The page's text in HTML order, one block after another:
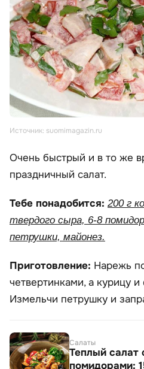
Источник: suomimagazin.ru
Очень быстрый и в то же
праздничный салат.
Тебе понадобится: 200 г
твердого сыра, 6-8
петрушки, майонез.
Приготовление: Нарежь
четвертинками, а курицу
Измельчи петрушку и
Салаты
Теплый салат
помидорами: